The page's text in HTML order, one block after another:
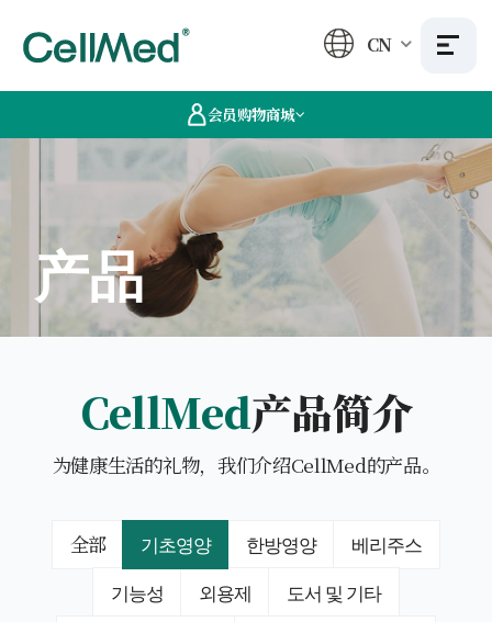
会员购物商城
CN
产品
CellMed产品简介
为健康生活的礼物，我们介绍CellMed的产品。
全部 기초영양 한방영양
베리주스
기능성
외용제
도서 및 기타